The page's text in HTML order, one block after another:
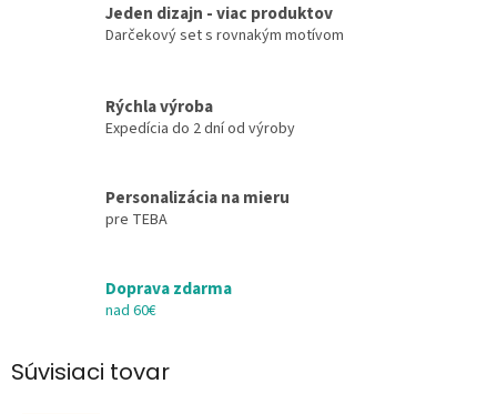
Jeden dizajn - viac produktov
Darčekový set s rovnakým motívom
Rýchla výroba
Expedícia do 2 dní od výroby
Personalizácia na mieru
pre TEBA
Doprava zdarma
nad 60€
Súvisiaci tovar